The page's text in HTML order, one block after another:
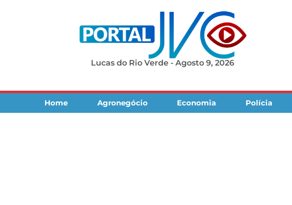
Lucas do Rio Verde - Agosto 9, 2026
Home Agronegócio Economia Polícia